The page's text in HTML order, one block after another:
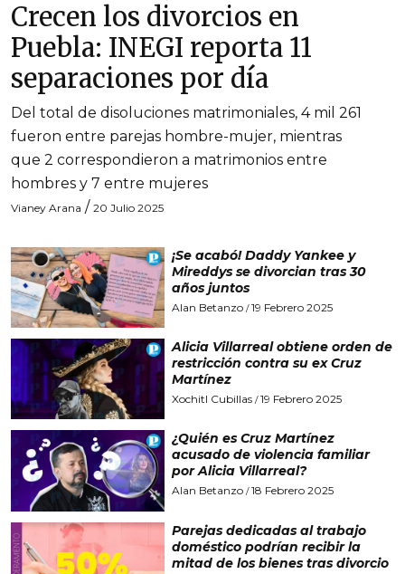
Crecen los divorcios en
Puebla: INEGI reporta 11
separaciones por día
Del total de disoluciones matrimoniales, 4 mil 261
fueron entre parejas hombre-mujer, mientras
que 2 correspondieron a matrimonios entre
hombres y 7 entre mujeres
Vianey Arana / 20 Julio 2025
¡Se acabó! Daddy Yankee y
Mireddys se divorcian tras 30
años juntos
Alan Betanzo/19 Febrero 2025
Alicia Villarreal obtiene orden de
restricción contra su ex Cruz
Martínez
Xochitl Cubillas/19 Febrero 2025
¿Quién es Cruz Martínez
acusado de violencia familiar
por Alicia Villarreal?
Alan Betanzo/18 Febrero 2025
Parejas dedicadas al trabajo
doméstico podrían recibir la
mitad de los bienes tras divorcio